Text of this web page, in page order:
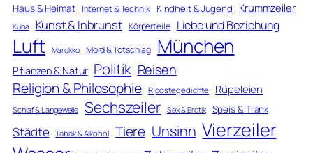
Haus & Heimat Internet & Technik Kindheit & Jugend Krummzeiler
Kuba Kunst & Inbrunst Körperteile Liebe und Beziehung
Luft Marokko Mord & Totschlag München
Pflanzen & Natur Politik Reisen
Religion & Philosophie Ripostegedichte Rüpeleien
Schlaf & Langeweile Sechszeiler Sex & Erotik Speis & Trank
Städte Tabak & Alkohol Tiere Unsinn Vierzeiler